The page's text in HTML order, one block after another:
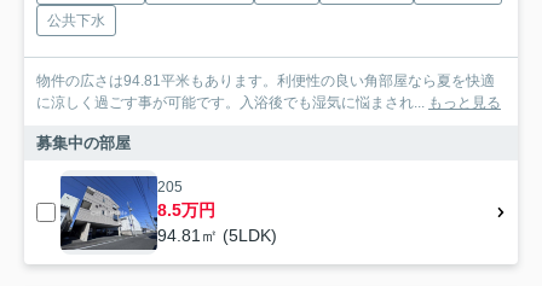
公共下水
物件の広さは94.81平米もあります。利便性の良い角部屋なら夏を快適
に涼しく過ごす事が可能です。入浴後でも湿気に悩まされ... もっと見る
募集中の部屋
205
8.5万円
94.81㎡ (5LDK)